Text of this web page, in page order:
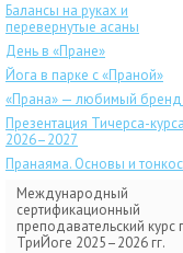
Балансы на руках и
перевернутые асаны
День в «Пране»
Йога в парке с «Праной»
«Прана» — любимый
Презентация Тичерса-курса
2026–2027
Пранаяма. Основы и
Международный
сертификационный
преподавательский курс
ТриЙоге 2025–2026 гг.